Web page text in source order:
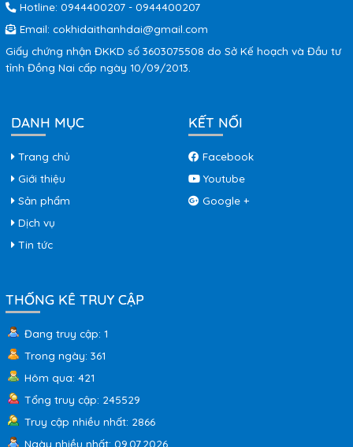
Hotline: 0944400207 - 0944400207
Email: cokhidaithanhdai@gmail.com
Giấy chứng nhận ĐKKD số 3603075508 do Sở Kế hoạch và Đầu tư
tỉnh Đồng Nai cấp ngày 10/09/2013.
DANH MỤC
Trang chủ
Giới thiệu
Sản phẩm
Dịch vụ
Tin tức
KẾT NỐI
Facebook
Youtube
Google +
THỐNG KÊ TRUY CẬP
Đang truy cập: 1
Trong ngày: 361
Hôm qua: 421
Tổng truy cập: 245529
Truy cập nhiều nhất: 2866
Ngày nhiều nhất: 09.07.2026